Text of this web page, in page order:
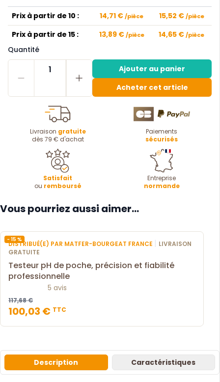
Prix à partir de 10 : 14,71 €/pièce 15,52 €/pièce
Prix à partir de 15 : 13,89 €/pièce 14,65 €/pièce
Quantité
1
Ajouter au panier
Acheter cet article
Livraison gratuite
dès 79 € d'achat
Paiements
sécurisés
Satisfait
ou remboursé
Entreprise
normande
Vous pourriez aussi aimer...
- 15 %
DISTRIBUÉ(E) PAR MATFER-BOURGEAT FRANCE | LIVRAISON
GRATUITE
Testeur pH de poche, précision et fiabilité
professionnelle
5 avis
117,68 €
100,03 € TTC
Description Caractéristiques